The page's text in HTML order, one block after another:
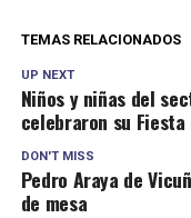
TEMAS RELACIONADOS
UP NEXT
Niños y niñas del
celebraron su Fiesta
DON'T MISS
Pedro Araya de
de mesa